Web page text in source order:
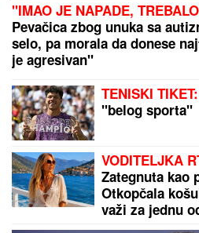
"IMAO JE NAPADE,
Pevačica zbog unuka sa
selo, pa morala da donese
je agresivan"
TENISKI TIKET:
"belog sporta"
VODITELJKA
Zategnuta kao
Otkopčala
važi za jednu